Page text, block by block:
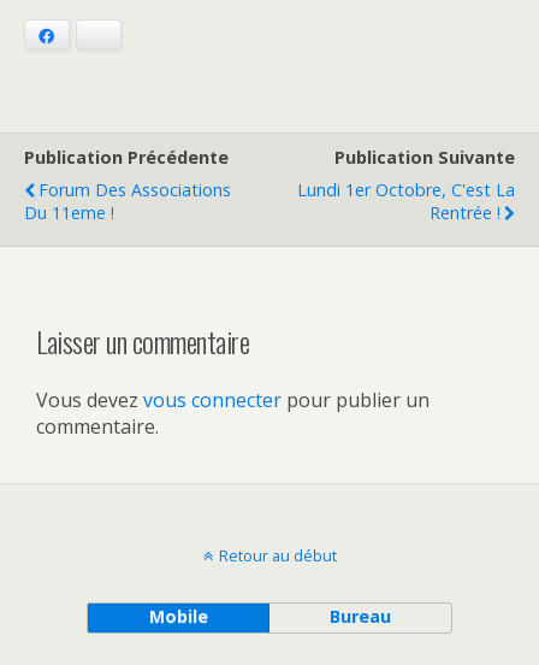
Publication Précédente
Forum Des Associations
Du 11eme !
Publication Suivante
Lundi 1er Octobre, C'est La
Rentrée !
Laisser un commentaire
Vous devez vous connecter pour publier un
commentaire.
Retour au début
Mobile Bureau